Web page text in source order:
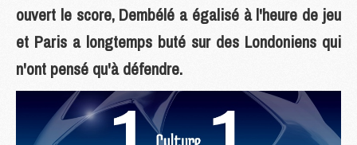
ouvert le score, Dembélé a égalisé à l'heure de jeu
et Paris a longtemps buté sur des Londoniens qui
n'ont pensé qu'à défendre.